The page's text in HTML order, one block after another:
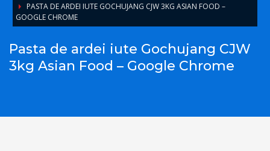
PASTA DE ARDEI IUTE GOCHUJANG CJW 3KG ASIAN FOOD –
GOOGLE CHROME
Pasta de ardei iute Gochujang CJW
3kg Asian Food – Google Chrome